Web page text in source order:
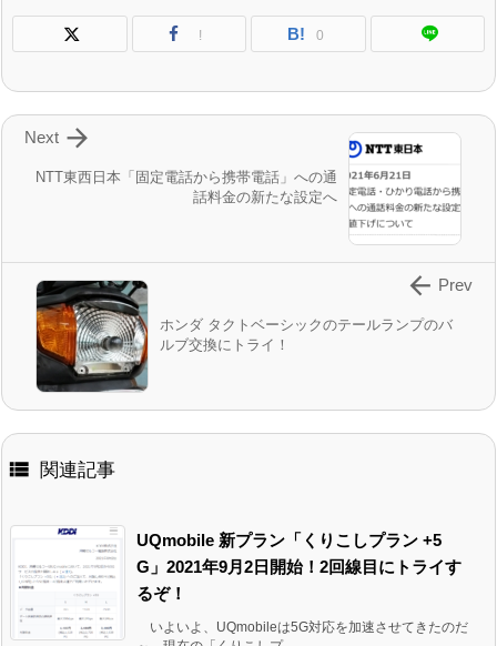
! B! 0
NTT東西日本「固定電話から携帯電話」への通
話料金の新たな設定へ

Next
ホンダ タクトベーシックのテールランプのバ
ルブ交換にトライ！
 Prev
 関連記事
UQmobile 新プラン「くりこしプラン +5
G」2021年9月2日開始！2回線目にトライす
るぞ！
いよいよ、UQmobileは5G対応を加速させてきたのだ